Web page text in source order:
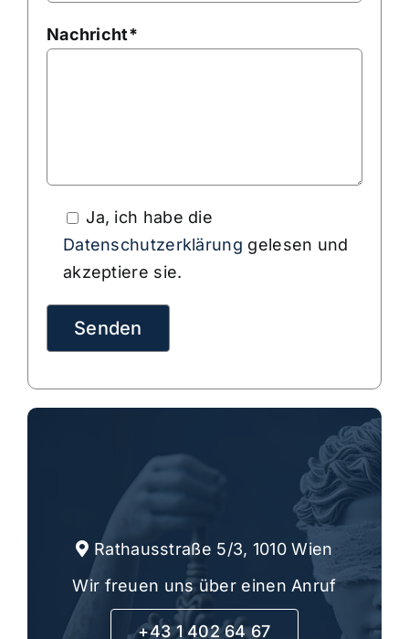
Nachricht*
Ja, ich habe die
Datenschutzerklärung gelesen und
akzeptiere sie.
Rathausstraße 5/3, 1010 Wien
Wir freuen uns über einen Anruf
+43 1 402 64 67